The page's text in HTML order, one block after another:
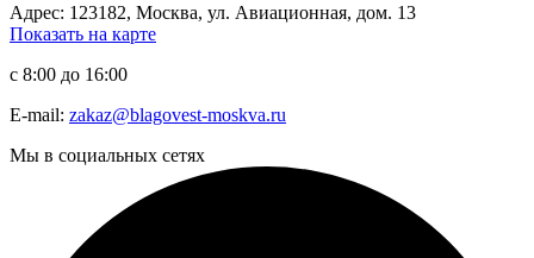
Адрес: 123182, Москва, ул. Авиационная, дом. 13
Показать на карте
с 8:00 до 16:00
E-mail: zakaz@blagovest-moskva.ru
Мы в социальных сетях